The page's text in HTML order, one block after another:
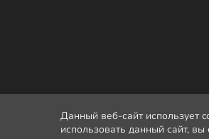
Данный веб-сайт использует
использовать данный сайт,